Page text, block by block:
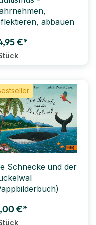
abbauen
€*
Schnecke und der
€*